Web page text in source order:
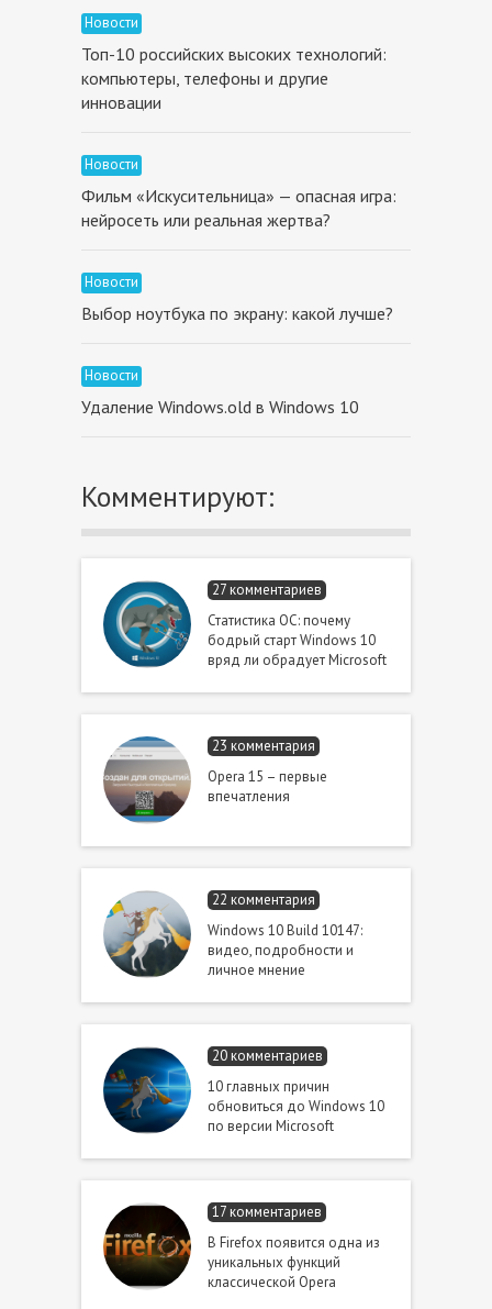
Новости
Топ-10 российских высоких технологий:
компьютеры, телефоны и другие
инновации
Новости
Фильм «Искусительница» — опасная игра:
нейросеть или реальная жертва?
Новости
Выбор ноутбука по экрану: какой лучше?
Новости
Удаление Windows.old в Windows 10
Комментируют:
27 комментариев
Статистика ОС: почему
бодрый старт Windows 10
вряд ли обрадует Microsoft
23 комментария
Opera 15 – первые
впечатления
22 комментария
Windows 10 Build 10147:
видео, подробности и
личное мнение
20 комментариев
10 главных причин
обновиться до Windows 10
по версии Microsoft
17 комментариев
В Firefox появится одна из
уникальных функций
классической Opera